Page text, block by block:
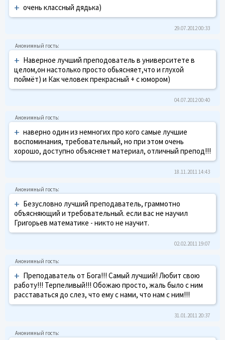
+ очень классный дядька)
29.07.2012 00:33
+ Наверное лучший преподователь в университете в
целом,он настолько просто обьясняет,что и глухой
поймёт) и Как человек прекрасный + с юмором)
04.07.2012 00:40
+ наверно один из немногих про кого самые лучшие
воспоминания, требовательный, но при этом очень
хорошо, доступно объясняет материал, отличный препод!!!
18.11.2011 14:43
+ Безусловно лучший преподаватель, граммотно
объясняющий и требовательный. если вас не научил
Григорьев математике - никто не научит.
02.02.2011 19:07
+ Преподаватель от Бога!!! Самый лучший! Любит свою
работу!!! Терпеливый!!! Обожаю просто, жаль было с ним
расставаться до слез, что ему с нами, что нам с ним!!!
31.01.2011 20:37